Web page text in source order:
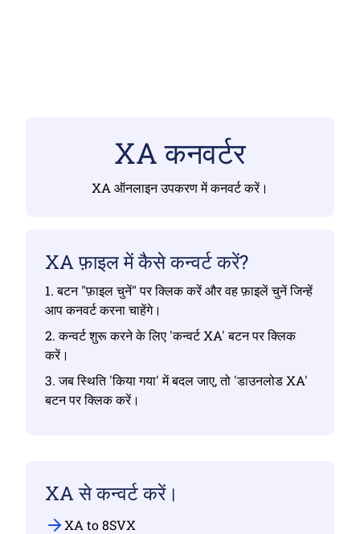
XA कनवर्टर
XA ऑनलाइन उपकरण में कनवर्ट करें।
XA फ़ाइल में कैसे कन्वर्ट करें?
1. बटन "फ़ाइल चुनें" पर क्लिक करें और वह फ़ाइलें चुनें जिन्हें
आप कनवर्ट करना चाहेंगे।
2. कन्वर्ट शुरू करने के लिए 'कन्वर्ट XA' बटन पर क्लिक
करें।
3. जब स्थिति 'किया गया' में बदल जाए, तो 'डाउनलोड XA'
बटन पर क्लिक करें।
XA से कन्वर्ट करें।
XA to 8SVX